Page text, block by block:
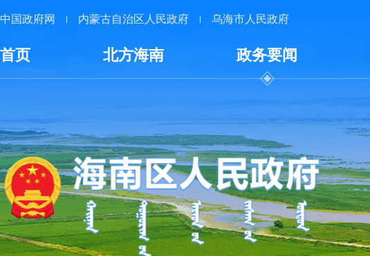
中国政府网 内蒙古自治区人民政府 乌海市人民政府
首页 北方海南 政务要闻